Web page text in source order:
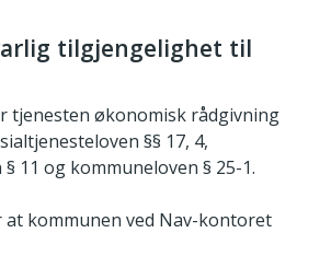
tilgjengelighet til
tjenesten økonomisk rådgivning
§§ 17, 4,
11 og kommuneloven § 25-1.
kommunen ved Nav-kontoret